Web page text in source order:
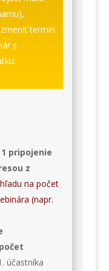
termín
s
1 pripojenie
z
na počet
(napr.
účastníka